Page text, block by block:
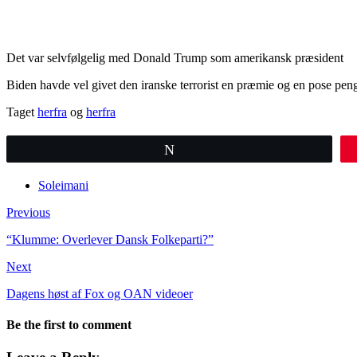
Det var selvfølgelig med Donald Trump som amerikansk præsident
Biden havde vel givet den iranske terrorist en præmie og en pose
Taget herfra og herfra
Soleimani
Previous
“Klumme: Overlever Dansk Folkeparti?”
Next
Dagens høst af Fox og OAN videoer
Be the first to comment